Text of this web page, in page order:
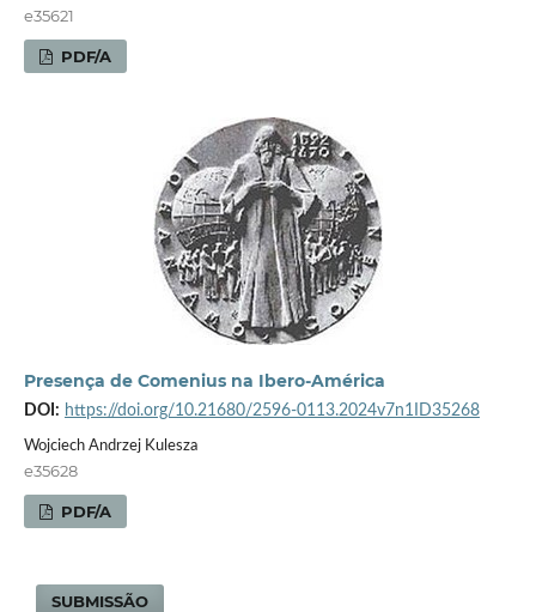
e35621
PDF/A
Presença de Comenius na Ibero-América
DOI: https://doi.org/10.21680/2596-0113.2024v7n1ID35268
Wojciech Andrzej Kulesza
e35628
PDF/A
SUBMISSÃO